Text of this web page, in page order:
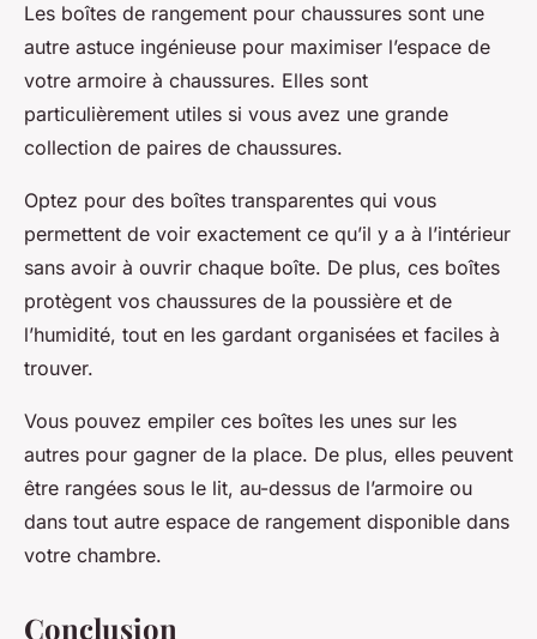
Les boîtes de rangement pour chaussures sont une
autre astuce ingénieuse pour maximiser l’espace de
votre armoire à chaussures. Elles sont
particulièrement utiles si vous avez une grande
collection de paires de chaussures.
Optez pour des boîtes transparentes qui vous
permettent de voir exactement ce qu’il y a à l’intérieur
sans avoir à ouvrir chaque boîte. De plus, ces boîtes
protègent vos chaussures de la poussière et de
l’humidité, tout en les gardant organisées et faciles à
trouver.
Vous pouvez empiler ces boîtes les unes sur les
autres pour gagner de la place. De plus, elles peuvent
être rangées sous le lit, au-dessus de l’armoire ou
dans tout autre espace de rangement disponible dans
votre chambre.
Conclusion